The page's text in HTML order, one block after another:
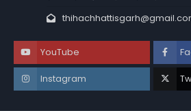
YouTube
Instagram